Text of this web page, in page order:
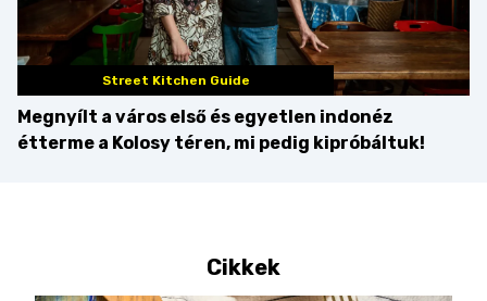
Street Kitchen Guide
Megnyílt a város első és egyetlen indonéz
étterme a Kolosy téren, mi pedig kipróbáltuk!
Cikkek